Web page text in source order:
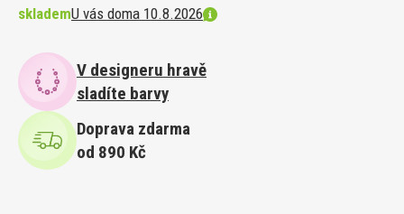
sklademU vás doma 10.8.2026
V designeru hravě
sladíte barvy
Doprava zdarma
od 890 Kč